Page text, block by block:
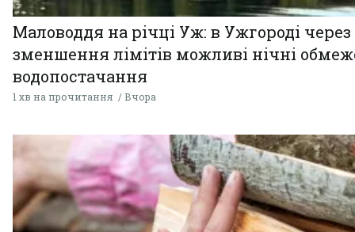
Маловоддя на річці Уж: в Ужгороді через
зменшення лімітів можливі нічні
водопостачання
1 хв на прочитання Вчора